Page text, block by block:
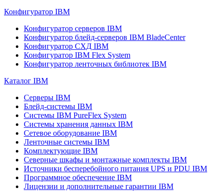
Конфигуратор IBM
Конфигуратор серверов IBM
Конфигуратор блейд-серверов IBM BladeCenter
Конфигуратор СХД IBM
Конфигуратор IBM Flex System
Конфигуратор ленточных библиотек IBM
Каталог IBM
Серверы IBM
Блейд-системы IBM
Системы IBM PureFlex System
Системы хранения данных IBM
Сетевое оборудование IBM
Ленточные системы IBM
Комплектующие IBM
Северные шкафы и монтажные комплекты IBM
Источники бесперебойного питания UPS и PDU IBM
Программное обеспечение IBM
Лицензии и дополнительные гарантии IBM